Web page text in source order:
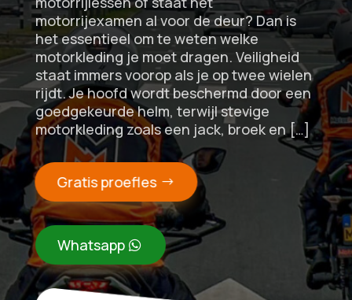
motorrijexamen al voor de deur? Dan is
het essentieel om te weten welke
motorkleding je moet dragen. Veiligheid
staat immers voorop als je op twee wielen
rijdt. Je hoofd wordt beschermd door een
goedgekeurde helm, terwijl stevige
motorkleding zoals een jack, broek en […]
Gratis proefles
Whatsapp